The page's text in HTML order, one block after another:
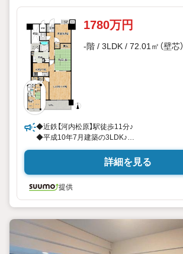
1780万円
-階 / 3LDK / 72.01㎡（壁芯）
◆近鉄【河内松原】駅徒歩11分♪
◆平成10年7月建築の3LDK♪
◆バルコニー面
詳細を見る
提供